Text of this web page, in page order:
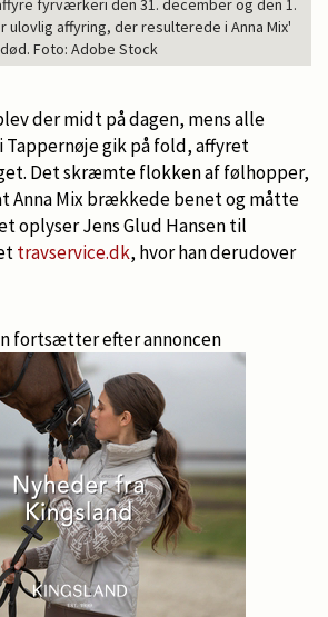
fyrværkeri den 31. december og den 1.
ulovlig affyring, der resulterede i Anna Mix'
død. Foto: Adobe Stock
der midt på dagen, mens alle
Tappernøje gik på fold, affyret
Det skræmte flokken af følhopper,
Anna Mix brækkede benet og måtte
oplyser Jens Glud Hansen til
travservice.dk, hvor han derudover
fortsætter efter annoncen